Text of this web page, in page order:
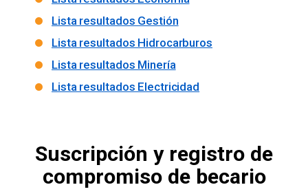
Lista resultados Gestión
Lista resultados Hidrocarburos
Lista resultados Minería
Lista resultados Electricidad
Suscripción y registro de
compromiso de becario